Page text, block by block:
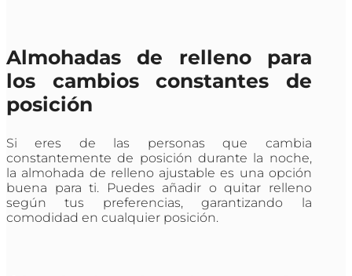
Almohadas de relleno para
los cambios constantes de
posición
Si eres de las personas que cambia
constantemente de posición durante la noche,
la almohada de relleno ajustable es una opción
buena para ti. Puedes añadir o quitar relleno
según tus preferencias, garantizando la
comodidad en cualquier posición.